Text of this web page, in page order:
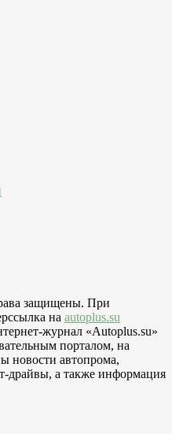
защищены. При
на autoplus.su
журнал «Autoplus.su»
порталом, на
новости автопрома,
драйвы, а также информация